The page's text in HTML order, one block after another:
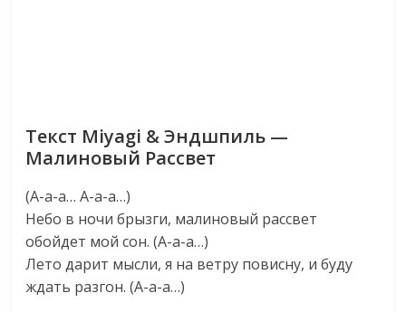
Текст Miyagi & Эндшпиль —
Малиновый Рассвет
(А-а-а… А-а-а…)
Небо в ночи брызги, малиновый рассвет
обойдет мой сон. (А-а-а…)
Лето дарит мысли, я на ветру повисну, и буду
ждать разгон. (А-а-а…)